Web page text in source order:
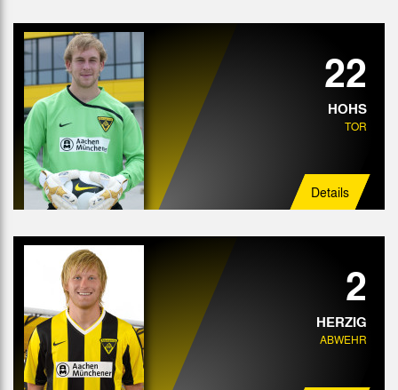
22
HOHS
TOR
Details
2
HERZIG
ABWEHR